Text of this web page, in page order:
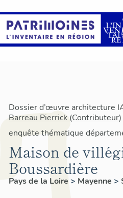
Dossier d’œuvre architecture
Barreau Pierrick (Contributeur)
enquête thématique
Maison de
Boussardière
Pays de la Loire > Mayenne >